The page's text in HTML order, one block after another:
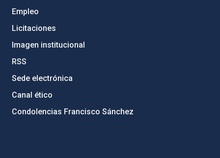
Empleo
Licitaciones
Imagen institucional
RSS
Sede electrónica
Canal ético
Condolencias Francisco Sánchez